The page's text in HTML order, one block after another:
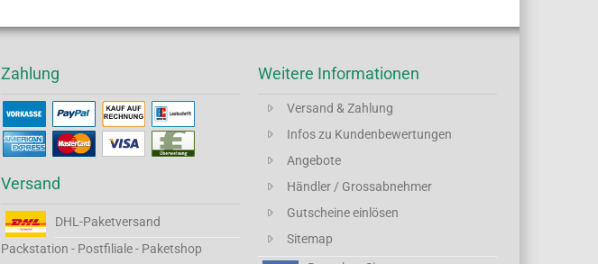
Zahlung
Versand
DHL-Paketversand
Packstation - Postfiliale - Paketshop
Weitere Informationen
Versand & Zahlung
Infos zu Kundenbewertungen
Angebote
Händler / Grossabnehmer
Gutscheine einlösen
Sitemap